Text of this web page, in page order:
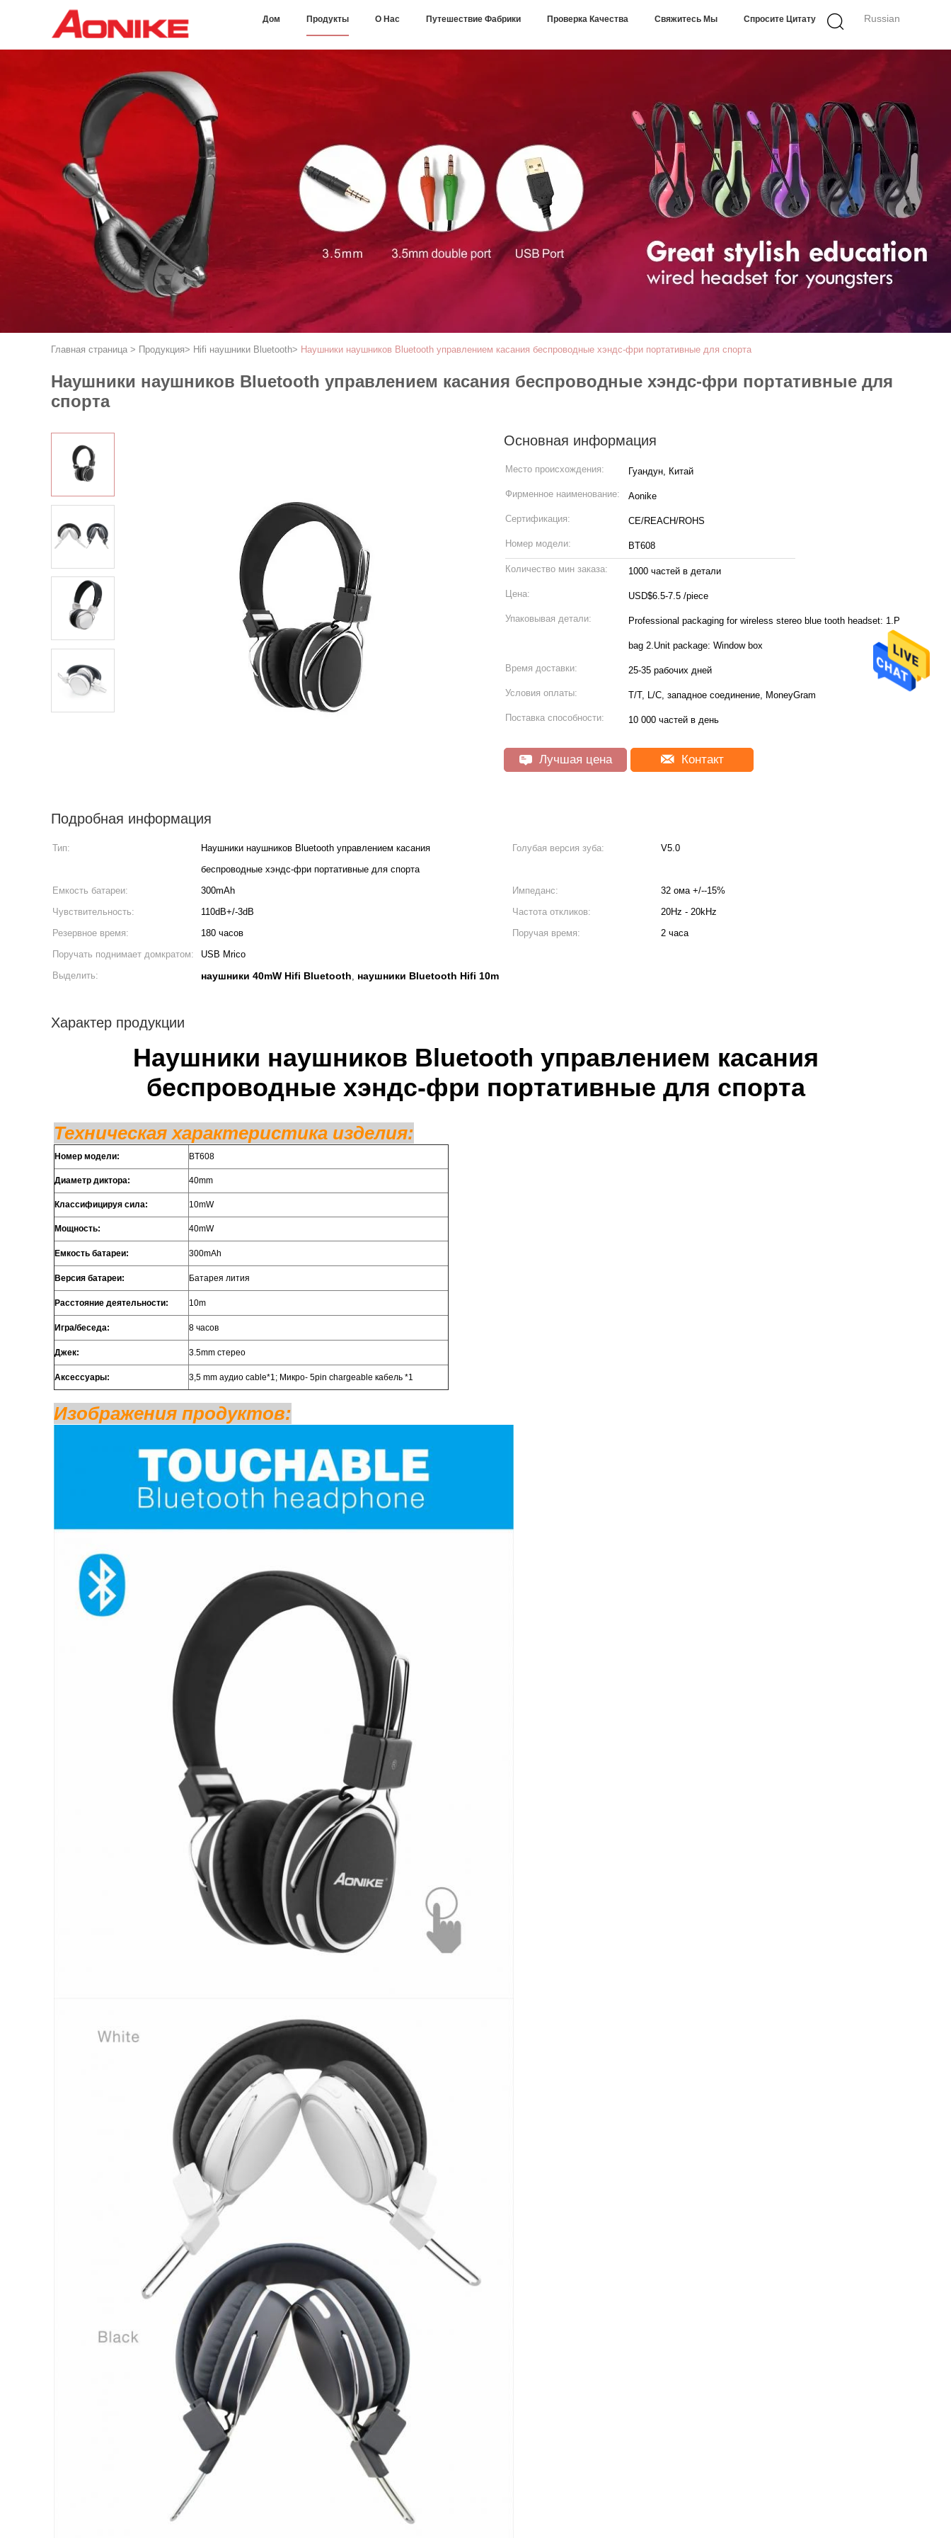
Russian
Дом Продукты О Нас Путешествие Фабрики Проверка Качества Свяжитесь Мы Спросите Цитату
Главная страница > Продукция> Hifi наушники Bluetooth> Наушники наушников Bluetooth управлением касания беспроводные хэндс-фри портативные для спорта
Наушники наушников Bluetooth управлением касания беспроводные хэндс-фри портативные для
спорта
Основная информация
Место происхождения: Гуандун, Китай
Фирменное наименование: Aonike
Сертификация: CE/REACH/ROHS
Номер модели: BT608
Количество мин заказа: 1000 частей в детали
Цена: USD$6.5-7.5 /piece
Упаковывая детали: Professional packaging for wireless stereo blue tooth headset: 1.PE
bag 2.Unit package: Window box
Время доставки: 25-35 рабочих дней
Условия оплаты: T/T, L/C, западное соединение, MoneyGram
Поставка способности: 10 000 частей в день
Лучшая цена Контакт
Подробная информация
Тип:
Наушники наушников Bluetooth управлением касания
беспроводные хэндс-фри портативные для спорта
Голубая версия зуба: V5.0
Емкость батареи: 300mAh Импеданс:
32 ома +/--15%
Чувствительность:
110dB+/-3dB Частота откликов:
20Hz - 20kHz
Резервное время:
180 часов Поручая время:
2 часа
Поручать поднимает домкратом:
USB Mrico
Выделить:
наушники 40mW Hifi Bluetooth, наушники Bluetooth Hifi 10m
Характер продукции
Наушники наушников Bluetooth управлением касания
беспроводные хэндс-фри портативные для спорта
Техническая характеристика изделия:
Номер модели: BT608
Диаметр диктора: 40mm
Классифицируя сила: 10mW
Мощность: 40mW
Емкость батареи: 300mAh
Версия батареи: Батарея лития
Расстояние деятельности: 10m
Игра/беседа: 8 часов
Джек: 3.5mm стерео
Аксессуары: 3,5 mm аудио cable*1; Микро- 5pin chargeable кабель *1
Изображения продуктов: